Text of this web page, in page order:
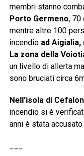
membri stanno
Porto Germeno, 70
mentre altre 100
incendio ad
La zona della
un livello di allerta
sono bruciati circa
Nell’isola di
incendio si è
anni è stata